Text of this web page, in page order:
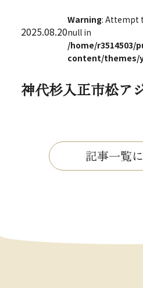
2025.08.20
Warning: Attempt
null in
/home/
content/themes/
神代杉入正市松ア
記事一覧